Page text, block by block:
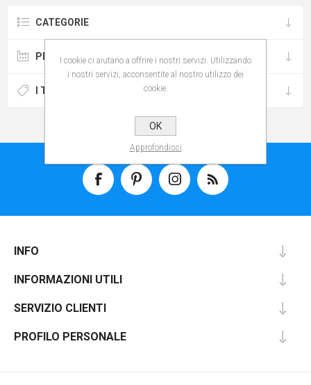
CATEGORIE
PRODUTTORI
I TAG PIÙ POPOLARI
INFO
INFORMAZIONI UTILI
SERVIZIO CLIENTI
PROFILO PERSONALE
I cookie ci aiutano a offrire i nostri servizi. Utilizzando
i nostri servizi, acconsentite al nostro utilizzo dei
cookie.
OK
Approfondisci